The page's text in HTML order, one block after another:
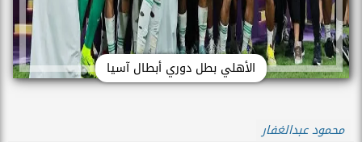
الأهلي بطل دوري أبطال آسيا
محمود عبدالغفار